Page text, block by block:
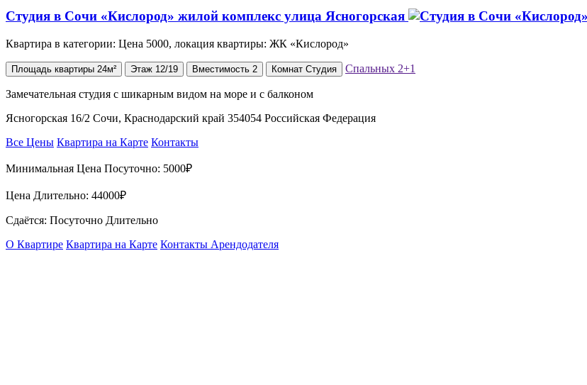
Студия в Сочи «Кислород» жилой комплекс улица Ясногорская
Квартира в категории: Цена 5000, локация квартиры: ЖК «Кислород»
Площадь квартиры 24м² Этаж 12/19 Вместимость 2 Комнат Студия Спальных 2+1
Замечательная студия с шикарным видом на море и с балконом
Ясногорская 16/2 Сочи, Краснодарский край 354054 Российская Федерация
Все Цены Квартира на Карте Контакты
Минимальная Цена Посуточно: 5000₽
Цена Длительно: 44000₽
Сдаётся: Посуточно Длительно
О Квартире Квартира на Карте Контакты Арендодателя